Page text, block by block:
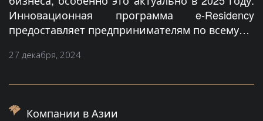
Инновационная программа e-Residency
предоставляет предпринимателям по всему…
27 декабря, 2024
Компании в Азии